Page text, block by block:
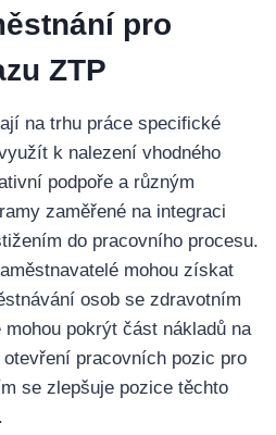
pro
ZTP
na trhu práce specifické
k nalezení vhodného
podpoře a různým
zaměřené na integraci
do pracovního procesu.
mohou získat
osob se zdravotním
pokrýt část nákladů na
pracovních pozic pro
se zlepšuje pozice těchto